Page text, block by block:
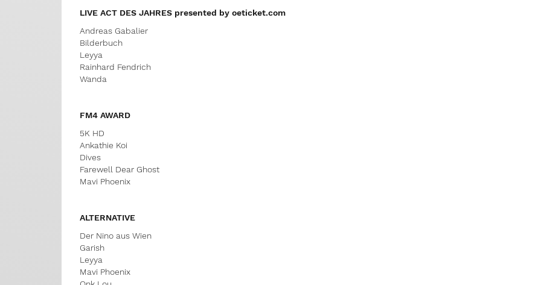
LIVE ACT DES JAHRES presented by oeticket.com
Andreas Gabalier
Bilderbuch
Leyya
Rainhard Fendrich
Wanda
FM4 AWARD
5K HD
Ankathie Koi
Dives
Farewell Dear Ghost
Mavi Phoenix
ALTERNATIVE
Der Nino aus Wien
Garish
Leyya
Mavi Phoenix